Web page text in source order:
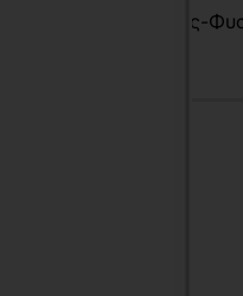
Αθλητισμός-